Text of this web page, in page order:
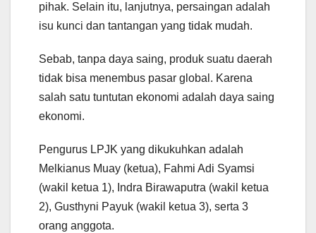
pihak. Selain itu, lanjutnya, persaingan adalah
isu kunci dan tantangan yang tidak mudah.
Sebab, tanpa daya saing, produk suatu daerah
tidak bisa menembus pasar global. Karena
salah satu tuntutan ekonomi adalah daya saing
ekonomi.
Pengurus LPJK yang dikukuhkan adalah
Melkianus Muay (ketua), Fahmi Adi Syamsi
(wakil ketua 1), Indra Birawaputra (wakil ketua
2), Gusthyni Payuk (wakil ketua 3), serta 3
orang anggota.